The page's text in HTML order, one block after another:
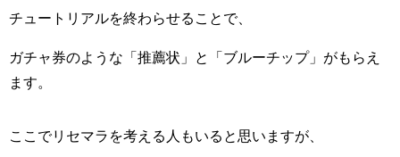
チュートリアルを終わらせることで、
ガチャ券のような「推薦状」と「ブルーチップ」がもらえ
ます。
ここでリセマラを考える人もいると思いますが、